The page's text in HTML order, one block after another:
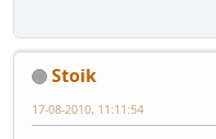
Stoik
17-08-2010, 11:11:54